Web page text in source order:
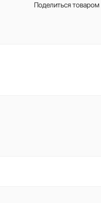
Поделиться товаром